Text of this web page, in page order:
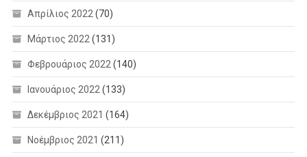
Απρίλιος 2022(70)
Μάρτιος 2022(131)
Φεβρουάριος 2022(140)
Ιανουάριος 2022(133)
Δεκέμβριος 2021 (164)
Νοέμβριος 2021 (211)